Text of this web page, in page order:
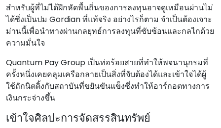
สําหรับผู้ที่ไม่ได้ฝึกหัดพื้นถิ่นของการลงทุนอาจดูเหมือนผ่านไม่
ได้ซึ่งเป็นปม Gordian ที่แท้จริง อย่างไรก็ตาม จําเป็นต้องเจาะ
ม่านนี้เพื่อนําทางผ่านกลยุทธ์การลงทุนที่ซับซ้อนและกลไกด้วย
ความมั่นใจ
Quantum Pay Group เป็นท่อร้อยสายที่ทําให้พจนานุกรมที่
ครั้งหนึ่งเคยคลุมเครือกลายเป็นสิ่งที่จับต้องได้และเข้าใจได้ผู้
ใช้ถักนิตติ้งกับสถาบันที่ขยันขันแข็งซึ่งทําให้อาร์กอตทางการ
เงินกระจ่างขึ้น
เข้าใจศิลปะการจัดสรรสินทรัพย์